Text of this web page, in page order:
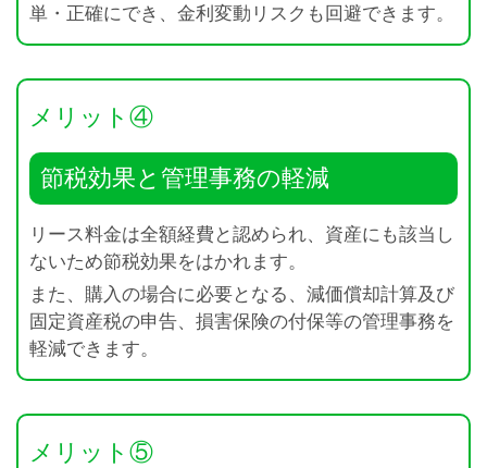
単・正確にでき、金利変動リスクも回避できます。
メリット④
節税効果と管理事務の軽減
リース料金は全額経費と認められ、資産にも該当し
ないため節税効果をはかれます。
また、購入の場合に必要となる、減価償却計算及び
固定資産税の申告、損害保険の付保等の管理事務を
軽減できます。
メリット⑤